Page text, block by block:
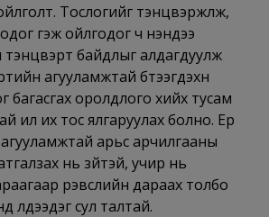
Тослогийг тэнцвэржүүлж,
гэж ойлгодог ч үнэндээ
тэнцвэрт байдлыг алдагдуулж
агууламжтай бүтээгдэхүүн
багасгах оролдлого хийх тусам
илүү их тос ялгаруулах болно. Ер
арьс арчилгааны
нь зүйтэй, учир нь
үрэвслийн дараах толбо
үлдээдэг сул талтай.